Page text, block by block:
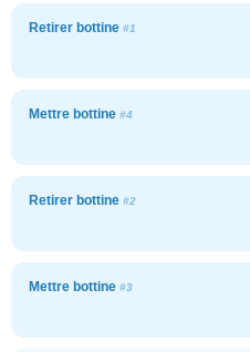
Retirer bottine #1
Mettre bottine #4
Retirer bottine #2
Mettre bottine #3